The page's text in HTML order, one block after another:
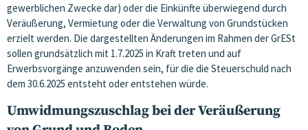
gewerblichen Zwecke dar) oder die Einkünfte überwiegend durch
Veräußerung, Vermietung oder die Verwaltung von Grundstücken
erzielt werden. Die dargestellten Änderungen im Rahmen der GrESt
sollen grundsätzlich mit 1.7.2025 in Kraft treten und auf
Erwerbsvorgänge anzuwenden sein, für die die Steuerschuld nach
dem 30.6.2025 entsteht oder entstehen würde.
Umwidmungszuschlag bei der Veräußerung